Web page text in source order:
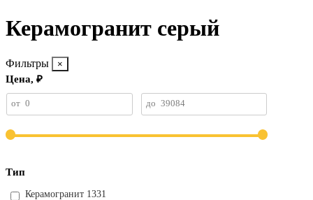
Керамогранит серый
Фильтры
Цена, ₽
от 0 до 39084
Тип
Керамогранит 1331